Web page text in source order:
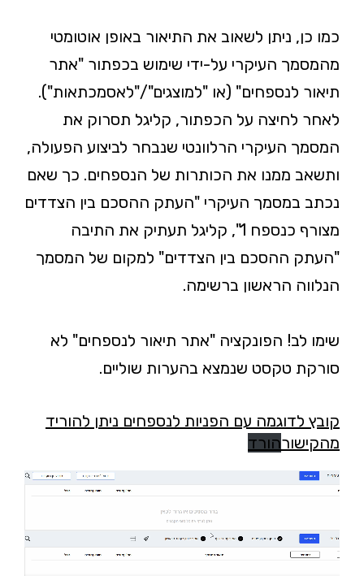
כמו כן, ניתן לשאוב את התיאור באופן אוטומטי
מהמסמך העיקרי על-ידי שימוש בכפתור "אתר
תיאור לנספחים" (או "למוצגים"/"לאסמכתאות").
לאחר לחיצה על הכפתור, קליגל תסרוק את
המסמך העיקרי הרלוונטי שנבחר לביצוע הפעולה,
ותשאב ממנו את הכותרות של הנספחים. כך שאם
נכתב במסמך העיקרי "העתק ההסכם בין הצדדים
מצורף כנספח 1", קליגל תעתיק את התיבה
"העתק ההסכם בין הצדדים" למקום של המסמך
הנלווה הראשון ברשימה.
שימו לב! הפונקציה "אתר תיאור לנספחים" לא
סורקת טקסט שנמצא בהערות שוליים.
קובץ לדוגמה עם הפניות לנספחים ניתן להוריד
מהקישורהורד